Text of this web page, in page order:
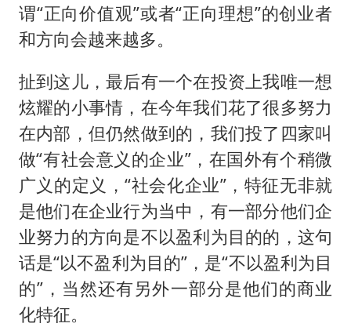
谓“正向价值观”或者“正向理想”的创业者
和方向会越来越多。
扯到这儿，最后有一个在投资上我唯一想
炫耀的小事情，在今年我们花了很多努力
在内部，但仍然做到的，我们投了四家叫
做“有社会意义的企业”，在国外有个稍微
广义的定义，“社会化企业”，特征无非就
是他们在企业行为当中，有一部分他们企
业努力的方向是不以盈利为目的的，这句
话是“以不盈利为目的”，是“不以盈利为目
的”，当然还有另外一部分是他们的商业
化特征。